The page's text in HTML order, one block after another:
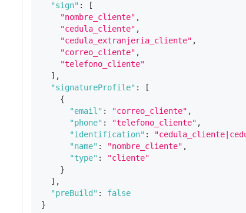
"sign" :
[
"nombre_cliente" ,
"cedula_cliente" ,
"cedula_extranjeria_cliente" ,
"correo_cliente" ,
"telefono_cliente"
] ,
"signatureProfile" :
[
{
"email" : "correo_cliente" ,
"phone" : "telefono_cliente" ,
"identification" :
"name" : "nombre_cliente" ,
"type" :
"cliente"
}
] ,
"preBuild" :
false
}